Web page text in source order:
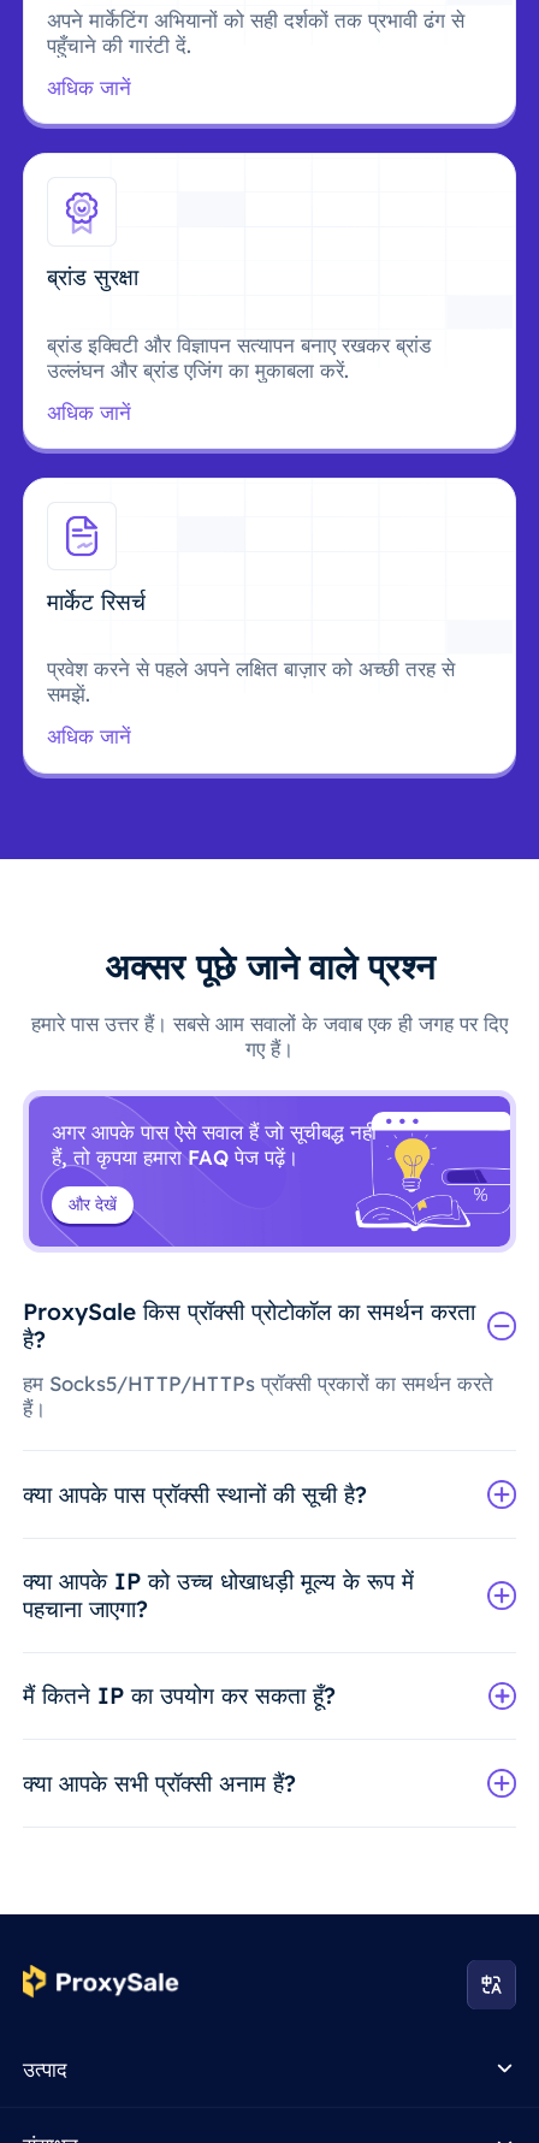
अपने मार्केटिंग अभियानों को सही दर्शकों तक प्रभावी ढंग से
पहुँचाने की गारंटी दें.
अधिक जानें
ब्रांड सुरक्षा
ब्रांड इक्विटी और विज्ञापन सत्यापन बनाए रखकर ब्रांड
उल्लंघन और ब्रांड एजिंग का मुकाबला करें.
अधिक जानें
मार्केट रिसर्च
प्रवेश करने से पहले अपने लक्षित बाज़ार को अच्छी तरह से
समझें.
अधिक जानें
अक्सर पूछे जाने वाले प्रश्न
हमारे पास उत्तर हैं। सबसे आम सवालों के जवाब एक ही जगह पर दिए
गए हैं।
अगर आपके पास ऐसे सवाल हैं जो सूचीबद्ध नहीं
हैं, तो कृपया हमारा FAQ पेज पढ़ें।
और देखें
ProxySale किस प्रॉक्सी प्रोटोकॉल का समर्थन करता
है?
हम Socks5/HTTP/HTTPs प्रॉक्सी प्रकारों का समर्थन करते
हैं।
क्या आपके पास प्रॉक्सी स्थानों की सूची है?
क्या आपके IP को उच्च धोखाधड़ी मूल्य के रूप में
पहचाना जाएगा?
मैं कितने IP का उपयोग कर सकता हूँ?
क्या आपके सभी प्रॉक्सी अनाम हैं?
उत्पाद